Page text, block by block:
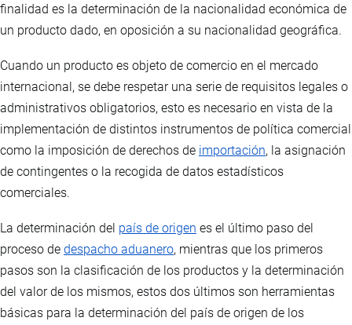
finalidad es la determinación de la nacionalidad económica de
un producto dado, en oposición a su nacionalidad geográfica.
Cuando un producto es objeto de comercio en el mercado
internacional, se debe respetar una serie de requisitos legales o
administrativos obligatorios, esto es necesario en vista de la
implementación de distintos instrumentos de política comercial
como la imposición de derechos de importación, la asignación
de contingentes o la recogida de datos estadísticos
comerciales.
La determinación del país de origen es el último paso del
proceso de despacho aduanero, mientras que los primeros
pasos son la clasificación de los productos y la determinación
del valor de los mismos, estos dos últimos son herramientas
básicas para la determinación del país de origen de los